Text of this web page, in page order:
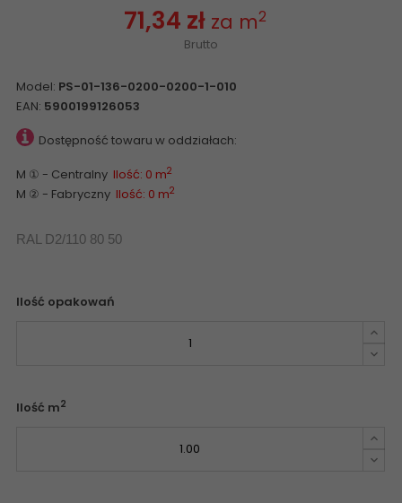
71,34 zł za m2
Brutto
Model: PS-01-136-0200-0200-1-010
EAN: 5900199126053
Dostępność towaru w oddziałach:
M ① - Centralny Ilość: 0 m2
M ② - Fabryczny Ilość: 0 m2
RAL D2/110 80 50
Ilość opakowań
Ilość m2